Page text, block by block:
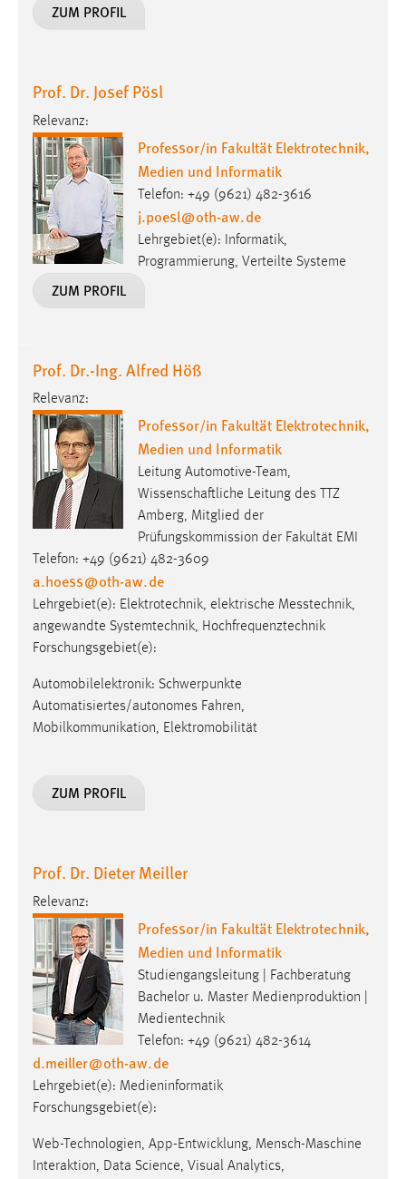
ZUM PROFIL
Prof. Dr. Josef Pösl
Relevanz:
Professor/in Fakultät Elektrotechnik,
Medien und Informatik
Telefon: +49 (9621) 482-3616
j.poesl@oth-aw.de
Lehrgebiet(e): Informatik,
Programmierung, Verteilte Systeme
ZUM PROFIL
Prof. Dr.-Ing. Alfred Höß
Relevanz:
Professor/in Fakultät Elektrotechnik,
Medien und Informatik
Leitung Automotive-Team,
Wissenschaftliche Leitung des TTZ
Amberg, Mitglied der
Prüfungskommission der Fakultät EMI
Telefon: +49 (9621) 482-3609
a.hoess@oth-aw.de
Lehrgebiet(e): Elektro­tech­nik, elek­trische Mess­technik,
angewandte Systemtechnik, Hochfrequenztechnik
Forschungsgebiet(e):
Automobilelektronik: Schwerpunkte
Automatisiertes/autonomes Fahren,
Mobilkommunikation, Elektromobilität
ZUM PROFIL
Prof. Dr. Dieter Meiller
Relevanz:
Professor/in Fakultät Elektrotechnik,
Medien und Informatik
Studiengangsleitung | Fachberatung
Bachelor u. Master Medienproduktion |
Medientechnik
Telefon: +49 (9621) 482-3614
d.meiller@oth-aw.de
Lehrgebiet(e): Medieninformatik
Forschungsgebiet(e):
Web-Technologien, App-Entwicklung, Mensch-Maschine
Interaktion, Data Science, Visual Analytics,